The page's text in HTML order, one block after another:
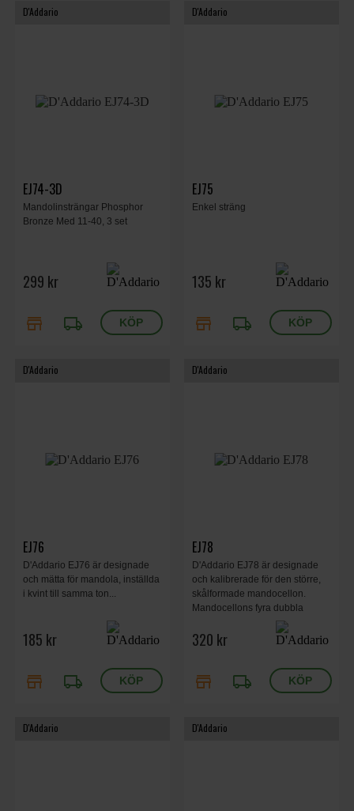
D'Addario
EJ74-3D
Mandolinsträngar Phosphor
Bronze Med 11-40, 3 set
299 kr
store local_shipping
D'Addario
EJ75
Enkel sträng
135 kr
store local_shipping
D'Addario
EJ76
D'Addario EJ76 är designade
och mätta för mandola, inställda
i kvint till samma ton...
185 kr
store local_shipping
D'Addario
EJ78
D'Addario EJ78 är designade
och kalibrerade för den större,
skålformade mandocellon.
Mandocellons fyra dubbla
strängpar är vanligtvis stämda
från C till A.
320 kr
store local_shipping
D'Addario D'Addario